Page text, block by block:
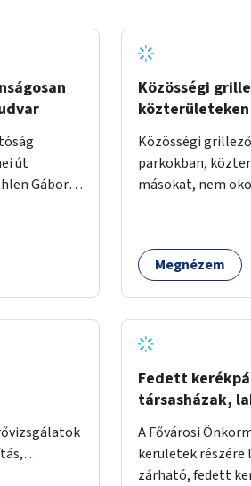
út
Gábor
Közösségi
közterületeken
Közösségi
parkokban,
másokat, nem
Megnézem
Fedett
társasházak,
A Fővárosi
kerületek
zárható, fedett